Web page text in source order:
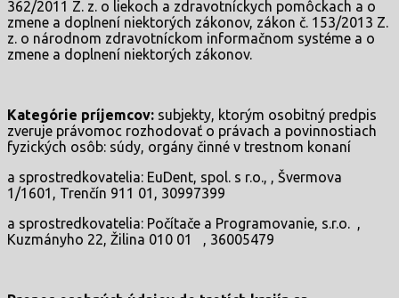
362/2011 Z. z. o liekoch a zdravotníckych pomôckach a o
zmene a doplnení niektorých zákonov, zákon č. 153/2013 Z.
z. o národnom zdravotníckom informačnom systéme a o
zmene a doplnení niektorých zákonov.
Kategórie príjemcov: subjekty, ktorým osobitný predpis
zveruje právomoc rozhodovať o právach a povinnostiach
fyzických osôb: súdy, orgány činné v trestnom konaní
a sprostredkovatelia: EuDent, spol. s r.o., , Švermova
1/1601, Trenčín 911 01, 30997399
a sprostredkovatelia: Počítače a Programovanie, s.r.o. ,
Kuzmányho 22, Žilina 010 01 , 36005479